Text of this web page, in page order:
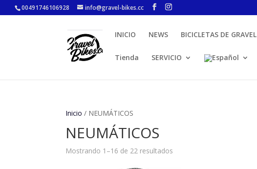
00491746106928 info@gravel-bikes.cc
INICIO NEWS BICICLETAS DE GRAVEL
Tienda SERVICIO
Inicio / NEUMÁTICOS
NEUMÁTICOS
Mostrando 1–16 de 22 resultados